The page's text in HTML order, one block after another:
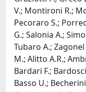
V.; Montironi R.;
Pecoraro S.;
G.; Salonia A.;
Tubaro A.;
M.; Alitto A.R.;
Bardari F.;
Basso U.;